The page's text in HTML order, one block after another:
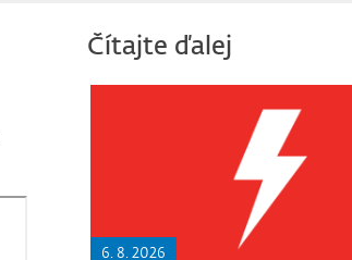
Čítajte ďalej
6. 8. 2026